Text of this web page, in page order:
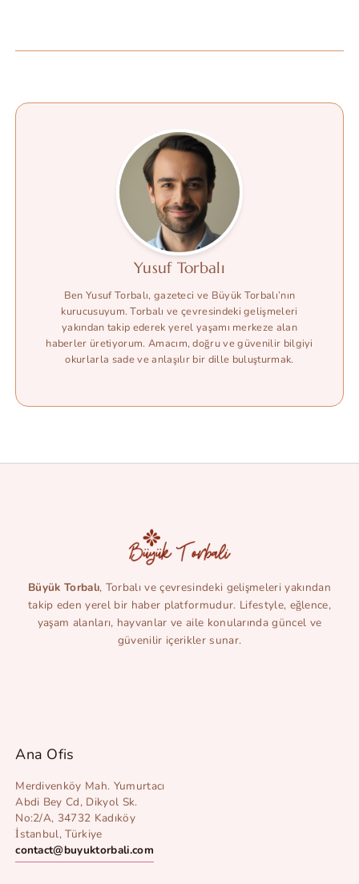
Yusuf Torbalı
Ben Yusuf Torbalı, gazeteci ve Büyük Torbalı’nın
kurucusuyum. Torbalı ve çevresindeki gelişmeleri
yakından takip ederek yerel yaşamı merkeze alan
haberler üretiyorum. Amacım, doğru ve güvenilir bilgiyi
okurlarla sade ve anlaşılır bir dille buluşturmak.
Büyük Torbalı, Torbalı ve çevresindeki gelişmeleri yakından
takip eden yerel bir haber platformudur. Lifestyle, eğlence,
yaşam alanları, hayvanlar ve aile konularında güncel ve
güvenilir içerikler sunar.
Ana Ofis
Merdivenköy Mah. Yumurtacı
Abdi Bey Cd, Dikyol Sk.
No:2/A, 34732 Kadıköy
İstanbul, Türkiye
contact@buyuktorbali.com